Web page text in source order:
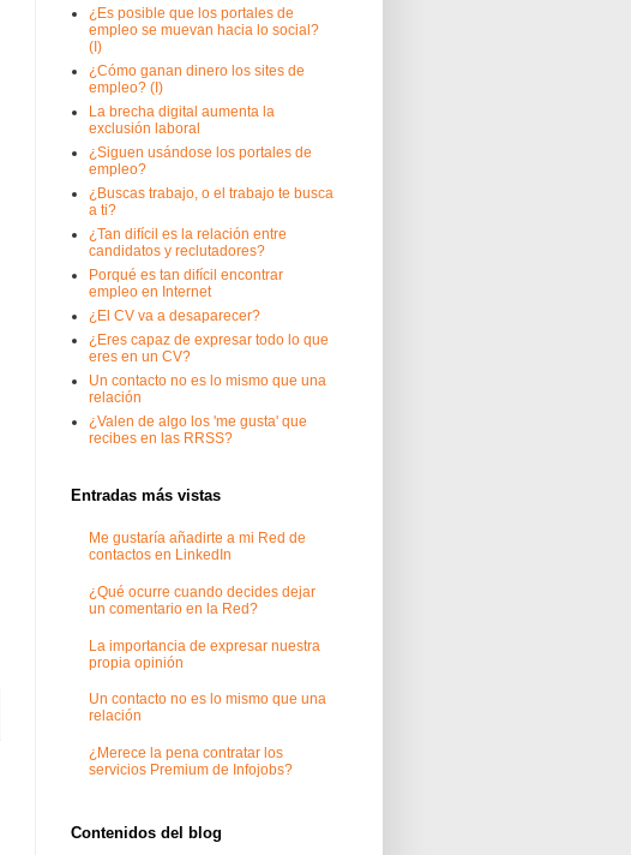
¿Es posible que los portales de
empleo se muevan hacia lo social?
(I)
¿Cómo ganan dinero los sites de
empleo? (I)
La brecha digital aumenta la
exclusión laboral
¿Siguen usándose los portales de
empleo?
¿Buscas trabajo, o el trabajo te busca
a ti?
¿Tan difícil es la relación entre
candidatos y reclutadores?
Porqué es tan difícil encontrar
empleo en Internet
¿El CV va a desaparecer?
¿Eres capaz de expresar todo lo que
eres en un CV?
Un contacto no es lo mismo que una
relación
¿Valen de algo los 'me gusta' que
recibes en las RRSS?
Entradas más vistas
Me gustaría añadirte a mi Red de
contactos en LinkedIn
¿Qué ocurre cuando decides dejar
un comentario en la Red?
La importancia de expresar nuestra
propia opinión
Un contacto no es lo mismo que una
relación
¿Merece la pena contratar los
servicios Premium de Infojobs?
Contenidos del blog